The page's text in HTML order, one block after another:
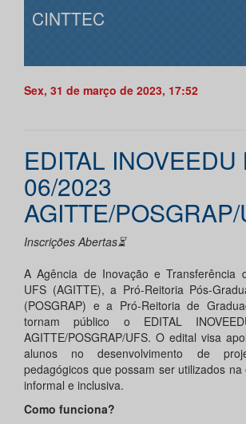
CINTTEC
Sex, 31 de março de 2023, 17:52
EDITAL INOVEEDU
06/2023
AGITTE/
Inscrições Abertas⏳
A Agência de Inovação e Transferência
UFS (AGITTE), a Pró-Reitoria Pós-
(POSGRAP) e a Pró-Reitoria de
tornam público o EDITAL
AGITTE/POSGRAP/UFS. O edital visa
alunos no desenvolvimento de
pedagógicos que possam ser utilizados
informal e inclusiva.
Como funciona?